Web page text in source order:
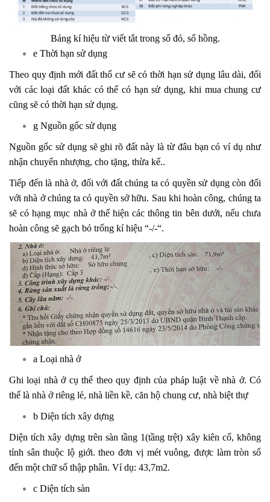
Bảng kí hiệu từ viết tắt trong sổ đỏ, sổ hồng.
e Thời hạn sử dụng
Theo quy định mới đất thổ cư sẽ có thời hạn sử dụng lâu dài, đối
với các loại đất khác có thể có hạn sử dụng, khi mua chung cư
cũng sẽ có thời hạn sử dụng.
g Nguồn gốc sử dụng
Nguồn gốc sử dụng sẽ ghi rõ đất này là từ đâu bạn có ví dụ như
nhận chuyển nhượng, cho tặng, thừa kế..
Tiếp đến là nhà ở, đối với đất chúng ta có quyền sử dụng còn đối
với nhà ở chúng ta có quyền sở hữu. Sau khi hoàn công, chúng ta
sẽ có hạng mục nhà ở thể hiện các thông tin bên dưới, nếu chưa
hoàn công sẽ gạch bỏ trống kí hiệu “-/-“.
a Loại nhà ở
Ghi loại nhà ở cụ thể theo quy định của pháp luật về nhà ở. Có
thể là nhà ở riêng lẻ, nhà liền kề, căn hộ chung cư, nhà biệt thự
b Diện tích xây dựng
Diện tích xây dựng trên sàn tầng 1(tầng trệt) xây kiên cố, không
tính sân thuộc lộ giới. theo đơn vị mét vuông, được làm tròn số
đến một chữ số thập phân. Ví dụ: 43,7m2.
c Diện tích sàn